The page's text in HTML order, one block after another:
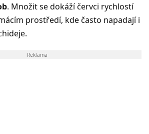
. Množit se dokáží červci rychlostí
prostředí, kde často napadají i
Reklama